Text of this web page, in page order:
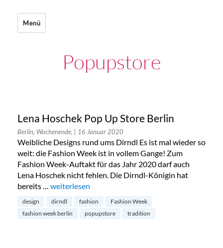
Menü
Popupstore
Lena Hoschek Pop Up Store Berlin
Berlin, Wochenende, | 16 Januar 2020
Weibliche Designs rund ums Dirndl Es ist mal wieder so
weit: die Fashion Week ist in vollem Gange! Zum
Fashion Week-Auftakt für das Jahr 2020 darf auch
Lena Hoschek nicht fehlen. Die Dirndl-Königin hat
bereits … „Lena Hoschek Pop Up Store Berlin“
weiterlesen
design dirndl fashion
Fashion Week
fashion week berlin
popupstore tradition